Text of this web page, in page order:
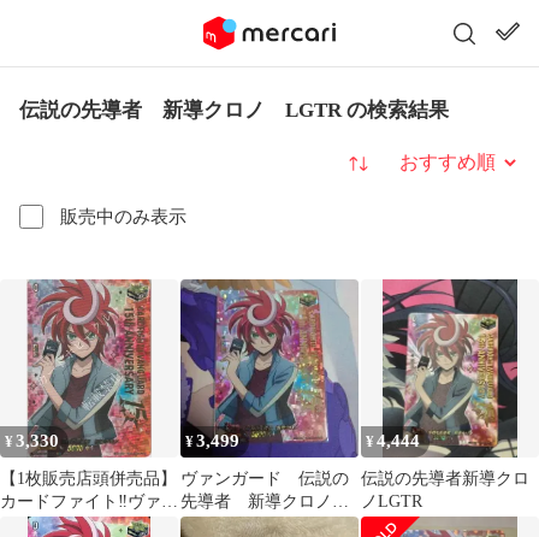
伝説の先導者 新導クロノ LGTR の検索結果
販売中のみ表示
並び替え
¥3,330
【1枚販売店頭併売品】
カードファイト‼︎ヴァン
ガード,シングルカー
¥3,499
ヴァンガード 伝説の
先導者 新導クロノ
LGTR
¥4,444
伝説の先導者新導クロ
ノLGTR